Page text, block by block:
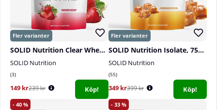
SOLID Nutrition Clear Whey, 300 g
SOLID Nutrition
3
149 kr239 kr Köp!
SOLID Nutrition Isolate, 750 g
SOLID Nutrition
55
349 kr399 kr Köp!
40
33